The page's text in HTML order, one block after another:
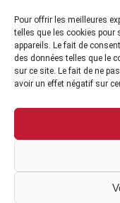
Pour offrir les meilleures
telles que les cookies
appareils. Le fait de
des données telles que le
sur ce site. Le fait de ne
avoir un effet négatif sur
Conformité au RGPD